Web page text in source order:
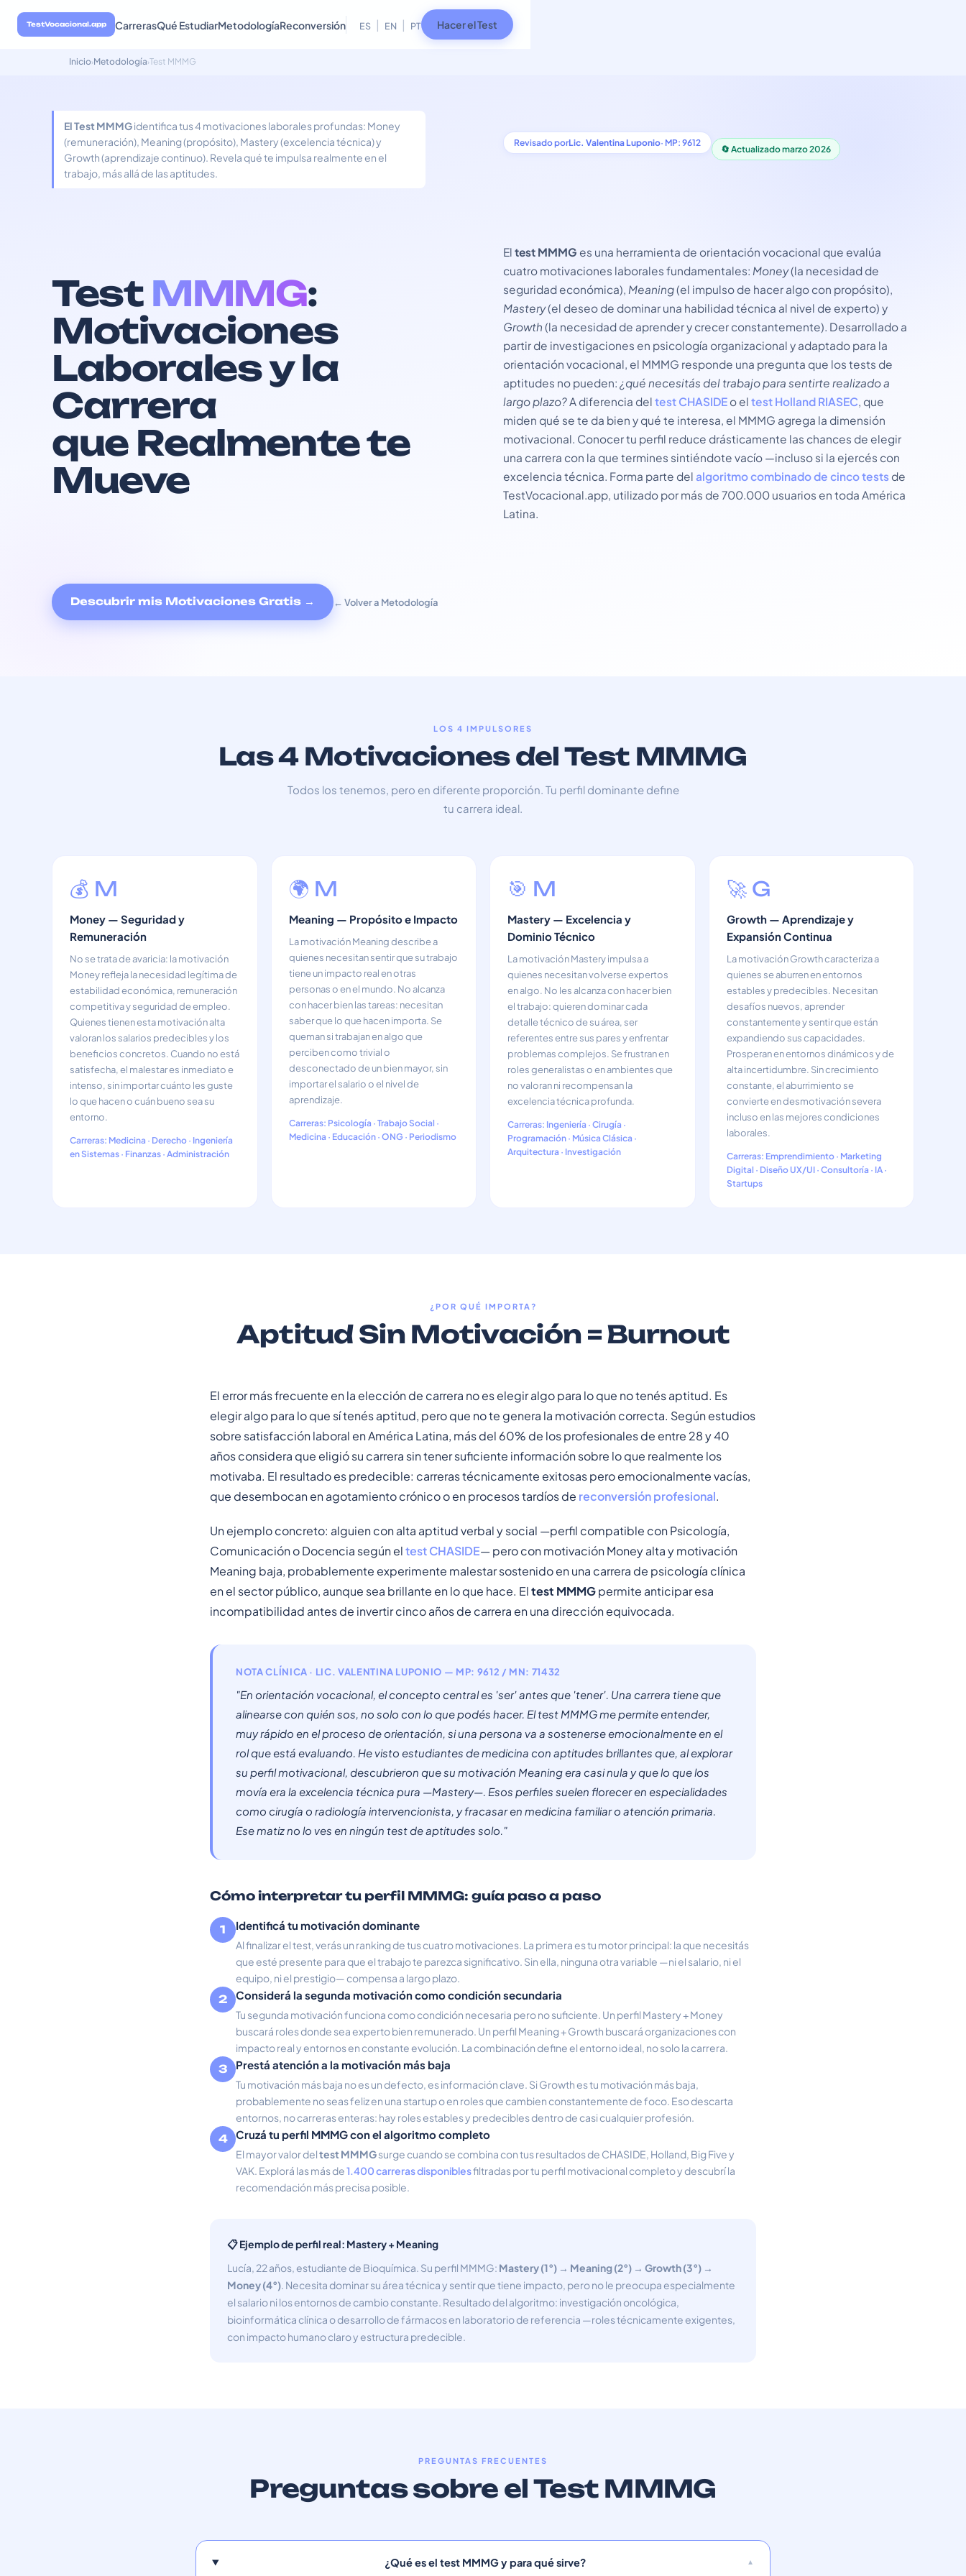
TestVocacional.app CarrerasQué EstudiarMetodologíaReconversión ES | EN | PT Hacer el Test
Inicio›Metodología›Test MMMG
El Test MMMGidentifica tus 4 motivaciones laborales profundas: Money
(remuneración), Meaning (propósito), Mastery (excelencia técnica) y
Growth (aprendizaje continuo). Revela qué te impulsa realmente en el
trabajo, más allá de las aptitudes.
Revisado porLic. Valentina Luponio· MP: 9612
🔄 Actualizado marzo 2026
Test MMMG:
Motivaciones
Laborales y la
Carrera
que Realmente te
Mueve
El test MMMG es una herramienta de orientación vocacional que evalúa
cuatro motivaciones laborales fundamentales: Money(la necesidad de
seguridad económica), Meaning(el impulso de hacer algo con propósito),
Mastery(el deseo de dominar una habilidad técnica al nivel de experto) y
Growth (la necesidad de aprender y crecer constantemente). Desarrollado a
partir de investigaciones en psicología organizacional y adaptado para la
orientación vocacional, el MMMG responde una pregunta que los tests de
aptitudes no pueden: ¿qué necesitás del trabajo para sentirte realizado a
largo plazo?A diferencia del test CHASIDE o el test Holland RIASEC, que
miden qué se te da bien y qué te interesa, el MMMG agrega la dimensión
motivacional. Conocer tu perfil reduce drásticamente las chances de elegir
una carrera con la que termines sintiéndote vacío —incluso si la ejercés con
excelencia técnica. Forma parte del algoritmo combinado de cinco tests de
TestVocacional.app, utilizado por más de 700.000 usuarios en toda América
Latina.
Descubrir mis Motivaciones Gratis → ← Volver a Metodología
LOS 4 IMPULSORES
Las 4 Motivaciones del Test MMMG
Todos los tenemos, pero en diferente proporción. Tu perfil dominante define
tu carrera ideal.
💰 M
Money — Seguridad y
Remuneración
No se trata de avaricia: la motivación
Money refleja la necesidad legítima de
estabilidad económica, remuneración
competitiva y seguridad de empleo.
Quienes tienen esta motivación alta
valoran los salarios predecibles y los
beneficios concretos. Cuando no está
satisfecha, el malestar es inmediato e
intenso, sin importar cuánto les guste
lo que hacen o cuán bueno sea su
entorno.
Carreras: Medicina · Derecho · Ingeniería
en Sistemas · Finanzas · Administración
🌍 M
Meaning — Propósito e Impacto
La motivación Meaning describe a
quienes necesitan sentir que su trabajo
tiene un impacto real en otras
personas o en el mundo. No alcanza
con hacer bien las tareas: necesitan
saber que lo que hacen importa. Se
queman si trabajan en algo que
perciben como trivial o
desconectado de un bien mayor, sin
importar el salario o el nivel de
aprendizaje.
Carreras: Psicología · Trabajo Social ·
Medicina · Educación · ONG · Periodismo
🎯 M
Mastery — Excelencia y
Dominio Técnico
La motivación Mastery impulsa a
quienes necesitan volverse expertos
en algo. No les alcanza con hacer bien
el trabajo: quieren dominar cada
detalle técnico de su área, ser
referentes entre sus pares y enfrentar
problemas complejos. Se frustran en
roles generalistas o en ambientes que
no valoran ni recompensan la
excelencia técnica profunda.
Carreras: Ingeniería · Cirugía ·
Programación · Música Clásica ·
Arquitectura · Investigación
🚀 G
Growth — Aprendizaje y
Expansión Continua
La motivación Growth caracteriza a
quienes se aburren en entornos
estables y predecibles. Necesitan
desafíos nuevos, aprender
constantemente y sentir que están
expandiendo sus capacidades.
Prosperan en entornos dinámicos y de
alta incertidumbre. Sin crecimiento
constante, el aburrimiento se
convierte en desmotivación severa
incluso en las mejores condiciones
laborales.
Carreras: Emprendimiento · Marketing
Digital · Diseño UX/UI · Consultoría · IA ·
Startups
¿POR QUÉ IMPORTA?
Aptitud Sin Motivación = Burnout
El error más frecuente en la elección de carrera no es elegir algo para lo que no tenés aptitud. Es
elegir algo para lo que sí tenés aptitud, pero que no te genera la motivación correcta. Según estudios
sobre satisfacción laboral en América Latina, más del 60% de los profesionales de entre 28 y 40
años considera que eligió su carrera sin tener suficiente información sobre lo que realmente los
motivaba. El resultado es predecible: carreras técnicamente exitosas pero emocionalmente vacías,
que desembocan en agotamiento crónico o en procesos tardíos de reconversión profesional.
Un ejemplo concreto: alguien con alta aptitud verbal y social —perfil compatible con Psicología,
Comunicación o Docencia según eltest CHASIDE— pero con motivación Money alta y motivación
Meaning baja, probablemente experimente malestar sostenido en una carrera de psicología clínica
en el sector público, aunque sea brillante en lo que hace. Eltest MMMGpermite anticipar esa
incompatibilidad antes de invertir cinco años de carrera en una dirección equivocada.
NOTA CLÍNICA · LIC. VALENTINA LUPONIO — MP: 9612 / MN: 71432
"En orientación vocacional, el concepto central es 'ser' antes que 'tener'. Una carrera tiene que
alinearse con quién sos, no solo con lo que podés hacer. El test MMMG me permite entender,
muy rápido en el proceso de orientación, si una persona va a sostenerse emocionalmente en el
rol que está evaluando. He visto estudiantes de medicina con aptitudes brillantes que, al explorar
su perfil motivacional, descubrieron que su motivación Meaning era casi nula y que lo que los
movía era la excelencia técnica pura —Mastery—. Esos perfiles suelen florecer en especialidades
como cirugía o radiología intervencionista, y fracasar en medicina familiar o atención primaria.
Ese matiz no lo ves en ningún test de aptitudes solo."
Cómo interpretar tu perfil MMMG: guía paso a paso
1 Identificá tu motivación dominante
Al finalizar el test, verás un ranking de tus cuatro motivaciones. La primera es tu motor principal: la que necesitás
que esté presente para que el trabajo te parezca significativo. Sin ella, ninguna otra variable —ni el salario, ni el
equipo, ni el prestigio— compensa a largo plazo.
2 Considerá la segunda motivación como condición secundaria
Tu segunda motivación funciona como condición necesaria pero no suficiente. Un perfil Mastery + Money
buscará roles donde sea experto bien remunerado. Un perfil Meaning + Growth buscará organizaciones con
impacto real y entornos en constante evolución. La combinación define el entorno ideal, no solo la carrera.
3 Prestá atención a la motivación más baja
Tu motivación más baja no es un defecto, es información clave. Si Growth es tu motivación más baja,
probablemente no seas feliz en una startup o en roles que cambien constantemente de foco. Eso descarta
entornos, no carreras enteras: hay roles estables y predecibles dentro de casi cualquier profesión.
4 Cruzá tu perfil MMMG con el algoritmo completo
El mayor valor deltest MMMGsurge cuando se combina con tus resultados de CHASIDE, Holland, Big Five y
VAK. Explorá las más de1.400 carreras disponiblesfiltradas por tu perfil motivacional completo y descubrí la
recomendación más precisa posible.
📋 Ejemplo de perfil real: Mastery + Meaning
Lucía, 22 años, estudiante de Bioquímica. Su perfil MMMG: Mastery (1°) → Meaning (2°) → Growth (3°) →
Money (4°). Necesita dominar su área técnica y sentir que tiene impacto, pero no le preocupa especialmente
el salario ni los entornos de cambio constante. Resultado del algoritmo: investigación oncológica,
bioinformática clínica o desarrollo de fármacos en laboratorio de referencia —roles técnicamente exigentes,
con impacto humano claro y estructura predecible.
PREGUNTAS FRECUENTES
Preguntas sobre el Test MMMG
¿Qué es el test MMMG y para qué sirve?